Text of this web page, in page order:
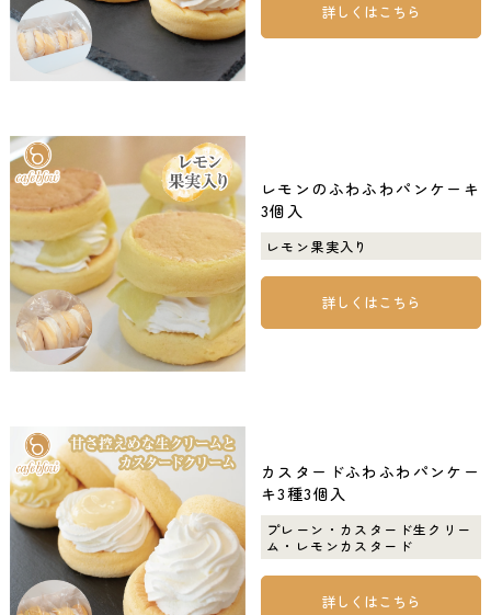
詳しくはこちら
レモンのふわふわパンケーキ
3個入
レモン果実入り
詳しくはこちら
カスタードふわふわパンケー
キ3種3個入
プレーン・カスタード生クリー
ム・レモンカスタード
詳しくはこちら